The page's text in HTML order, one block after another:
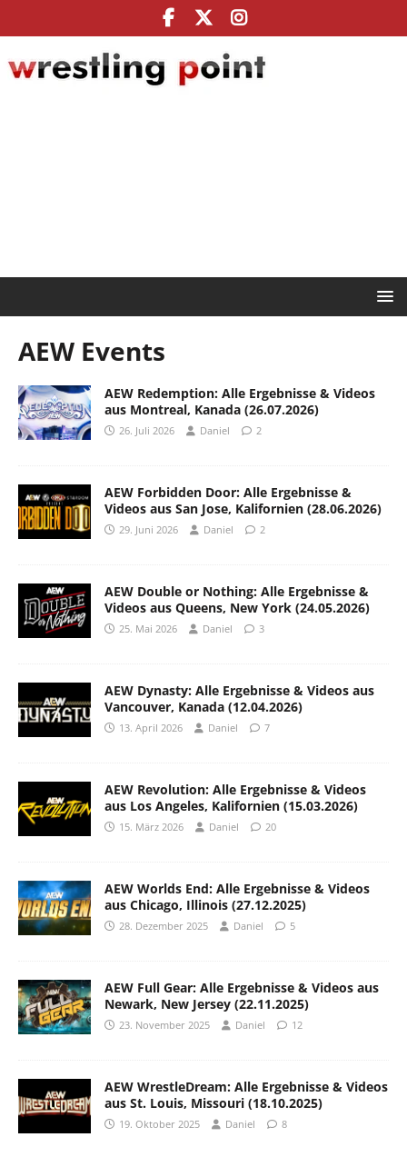
AEW Events
AEW Redemption: Alle Ergebnisse & Videos
aus Montreal, Kanada (26.07.2026)
26. Juli 2026 Daniel 2
AEW Forbidden Door: Alle Ergebnisse &
Videos aus San Jose, Kalifornien (28.06.2026)
29. Juni 2026 Daniel 2
AEW Double or Nothing: Alle Ergebnisse &
Videos aus Queens, New York (24.05.2026)
25. Mai 2026 Daniel 3
AEW Dynasty: Alle Ergebnisse & Videos aus
Vancouver, Kanada (12.04.2026)
13. April 2026 Daniel 7
AEW Revolution: Alle Ergebnisse & Videos
aus Los Angeles, Kalifornien (15.03.2026)
15. März 2026 Daniel 20
AEW Worlds End: Alle Ergebnisse & Videos
aus Chicago, Illinois (27.12.2025)
28. Dezember 2025 Daniel 5
AEW Full Gear: Alle Ergebnisse & Videos aus
Newark, New Jersey (22.11.2025)
23. November 2025 Daniel 12
AEW WrestleDream: Alle Ergebnisse & Videos
aus St. Louis, Missouri (18.10.2025)
19. Oktober 2025 Daniel 8